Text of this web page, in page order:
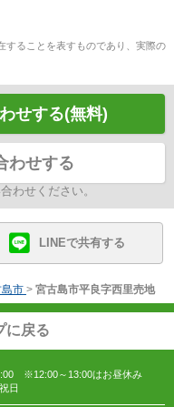
ることを表すものであり、実際の
せする(無料)
わせする
わせください。
LINEで共有する
市 > 宮古島市平良字西里売地
に戻る
※12:00～13:00はお昼休み
日